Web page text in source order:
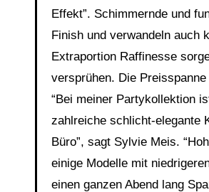
Effekt”. Schimmernde und
Finish und verwandeln auch
Extraportion Raffinesse
versprühen. Die
“Bei meiner Partykollektion
zahlreiche schlicht-elegante
Büro”, sagt Sylvie Meis.
einige Modelle mit
einen ganzen Abend lang